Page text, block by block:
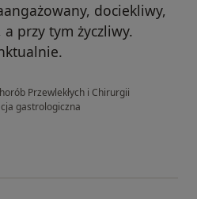
dociekliwy,
przy tym życzliwy.
Przewlekłych i Chirurgii
gastrologiczna